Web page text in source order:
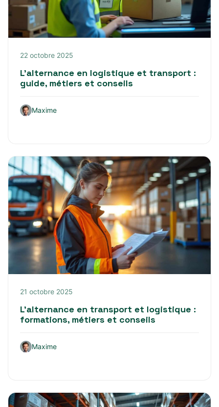
22 octobre 2025
L’alternance en logistique et transport :
guide, métiers et conseils
Maxime
21 octobre 2025
L’alternance en transport et logistique :
formations, métiers et conseils
Maxime